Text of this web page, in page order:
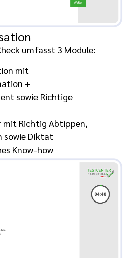
umfasst 3 Module:
mit
+
sowie Richtige
Richtig Abtippen,
sowie Diktat
Know-how